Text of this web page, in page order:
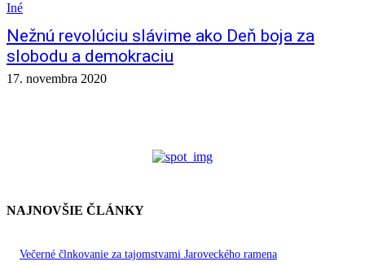
Iné
Nežnú revolúciu slávime ako Deň boja za
slobodu a demokraciu
17. novembra 2020
NAJNOVŠIE ČLÁNKY
Večerné člnkovanie za tajomstvami Jaroveckého ramena